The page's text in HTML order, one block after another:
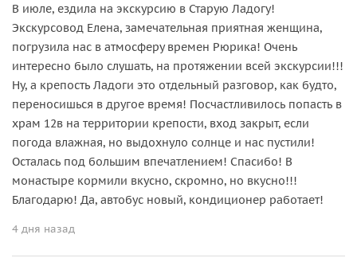
В июле, ездила на экскурсию в Старую Ладогу!
Экскурсовод Елена, замечательная приятная женщина,
погрузила нас в атмосферу времен Рюрика! Очень
интересно было слушать, на протяжении всей экскурсии!!!
Ну, а крепость Ладоги это отдельный разговор, как будто,
переносишься в другое время! Посчастливилось попасть в
храм 12в на территории крепости, вход закрыт, если
погода влажная, но выдохнуло солнце и нас пустили!
Осталась под большим впечатлением! Спасибо! В
монастыре кормили вкусно, скромно, но вкусно!!!
Благодарю! Да, автобус новый, кондиционер работает!
4 дня назад